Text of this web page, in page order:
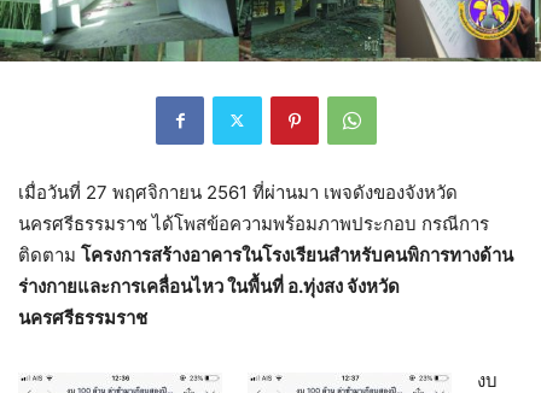
เมื่อวันที่ 27 พฤศจิกายน 2561 ที่ผ่านมา เพจดังของจังหวัด
นครศรีธรรมราช ได้โพสข้อความพร้อมภาพประกอบ กรณีการ
ติดตาม โครงการสร้างอาคารในโรงเรียนสำหรับคนพิการทางด้าน
ร่างกายและการเคลื่อนไหว ในพื้นที่ อ.ทุ่งสง จังหวัด
นครศรีธรรมราช
งบ